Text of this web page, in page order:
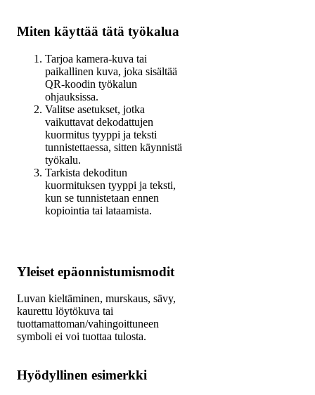
Miten käyttää tätä työkalua
Tarjoa kamera-kuva tai
paikallinen kuva, joka sisältää
QR-koodin työkalun
ohjauksissa.
Valitse asetukset, jotka
vaikuttavat dekodattujen
kuormitus tyyppi ja teksti
tunnistettaessa, sitten käynnistä
työkalu.
Tarkista dekoditun
kuormituksen tyyppi ja teksti,
kun se tunnistetaan ennen
kopiointia tai lataamista.
Yleiset epäonnistumismodit
Luvan kieltäminen, murskaus, sävy,
kaurettu löytökuva tai
tuottamattoman/vahingoittuneen
symboli ei voi tuottaa tulosta.
Hyödyllinen esimerkki